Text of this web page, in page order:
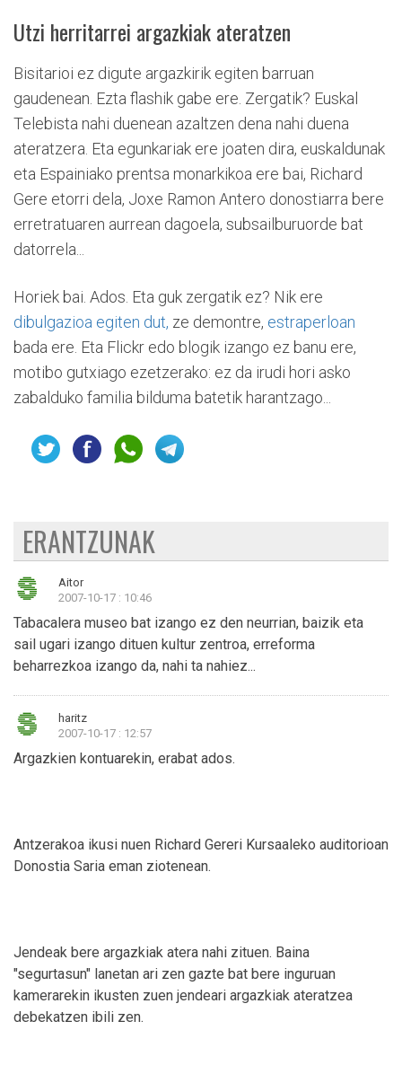
Utzi herritarrei argazkiak ateratzen
Bisitarioi ez digute argazkirik egiten barruan
gaudenean. Ezta flashik gabe ere. Zergatik? Euskal
Telebista nahi duenean azaltzen dena nahi duena
ateratzera. Eta egunkariak ere joaten dira, euskaldunak
eta Espainiako prentsa monarkikoa ere bai, Richard
Gere etorri dela, Joxe Ramon Antero donostiarra bere
erretratuaren aurrean dagoela, subsailburuorde bat
datorrela...
Horiek bai. Ados. Eta guk zergatik ez? Nik ere
dibulgazioa egiten dut, ze demontre, estraperloan
bada ere. Eta Flickr edo blogik izango ez banu ere,
motibo gutxiago ezetzerako: ez da irudi hori asko
zabalduko familia bilduma batetik harantzago...
ERANTZUNAK
Aitor
2007-10-17 : 10:46
Tabacalera museo bat izango ez den neurrian, baizik eta
sail ugari izango dituen kultur zentroa, erreforma
beharrezkoa izango da, nahi ta nahiez...
haritz
2007-10-17 : 12:57
Argazkien kontuarekin, erabat ados.
Antzerakoa ikusi nuen Richard Gereri Kursaaleko auditorioan
Donostia Saria eman ziotenean.
Jendeak bere argazkiak atera nahi zituen. Baina
"segurtasun" lanetan ari zen gazte bat bere inguruan
kamerarekin ikusten zuen jendeari argazkiak ateratzea
debekatzen ibili zen.